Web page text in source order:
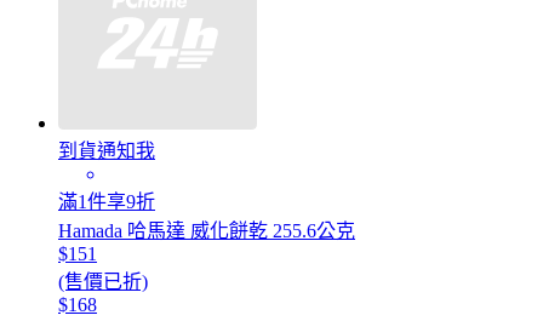
到貨通知我
滿1件享9折
Hamada 哈馬達 威化餅乾 255.6公克
$151
(售價已折)
$168